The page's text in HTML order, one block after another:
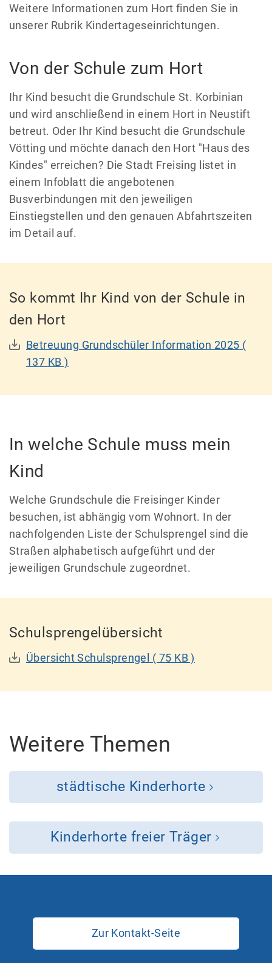
Weitere Informationen zum Hort finden Sie in
unserer Rubrik Kindertageseinrichtungen.
Von der Schule zum Hort
Ihr Kind besucht die Grundschule St. Korbinian
und wird anschließend in einem Hort in Neustift
betreut. Oder Ihr Kind besucht die Grundschule
Vötting und möchte danach den Hort "Haus des
Kindes" erreichen? Die Stadt Freising listet in
einem Infoblatt die angebotenen
Busverbindungen mit den jeweiligen
Einstiegstellen und den genauen Abfahrtszeiten
im Detail auf.
So kommt Ihr Kind von der Schule in
den Hort
Betreuung Grundschüler Information 2025 (
137 KB )
In welche Schule muss mein
Kind
Welche Grundschule die Freisinger Kinder
besuchen, ist abhängig vom Wohnort. In der
nachfolgenden Liste der Schulsprengel sind die
Straßen alphabetisch aufgeführt und der
jeweiligen Grundschule zugeordnet.
Schulsprengelübersicht
Übersicht Schulsprengel ( 75 KB )
Weitere Themen
städtische Kinderhorte
Kinderhorte freier Träger
Zur Kontakt-Seite